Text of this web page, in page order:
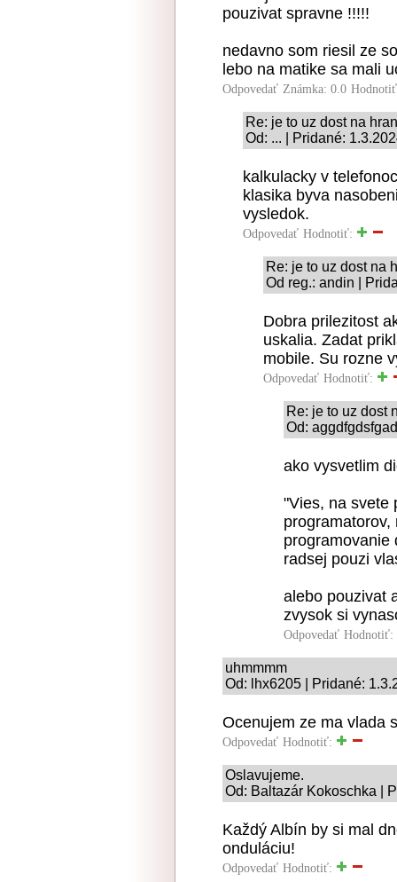
pouzivat spravne !!!!!
nedavno som riesil ze
lebo na matike sa mali
Odpovedať Známka: 0.0
Re: je to uz dost na
Od: ... | Pridané:
kalkulacky v
klasika byva
vysledok.
Odpovedať Hodnotiť:
Re: je to uz dost na
Od reg.: andin |
Dobra prilezitost
uskalia. Zadat
mobile. Su rozne
Odpovedať Hodnotiť:
Re: je to uz dost
Od:
ako vysvetlim
"Vies, na svete
programovanie
radsej pouzi
alebo pouzivat
zvysok si
Odpovedať Hodnotiť:
uhmmmm
Od: lhx6205 | Pridané:
Ocenujem ze ma vlada
Odpovedať Hodnotiť:
Oslavujeme.
Od: Baltazár Kokoschka |
Každý Albín by si mal
onduláciu!
Odpovedať Hodnotiť: